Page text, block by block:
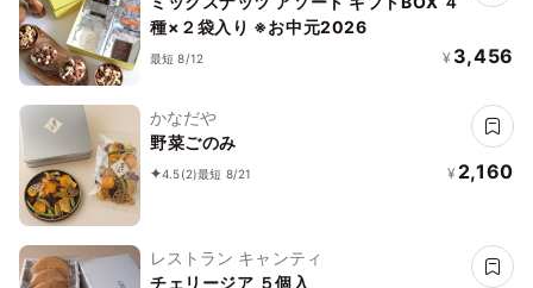
種×２袋入り ※お中元2026
最短 8/12 ¥ 3,456
かなだや
野菜ごのみ
4.5(2)最短 8/21 ¥ 2,160
レストラン キャンティ
チェリージア ５個入